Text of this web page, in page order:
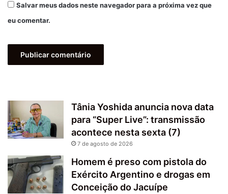
Salvar meus dados neste navegador para a próxima vez que
eu comentar.
Tânia Yoshida anuncia nova data
para “Super Live”: transmissão
acontece nesta sexta (7)
7 de agosto de 2026
Homem é preso com pistola do
Exército Argentino e drogas em
Conceição do Jacuípe